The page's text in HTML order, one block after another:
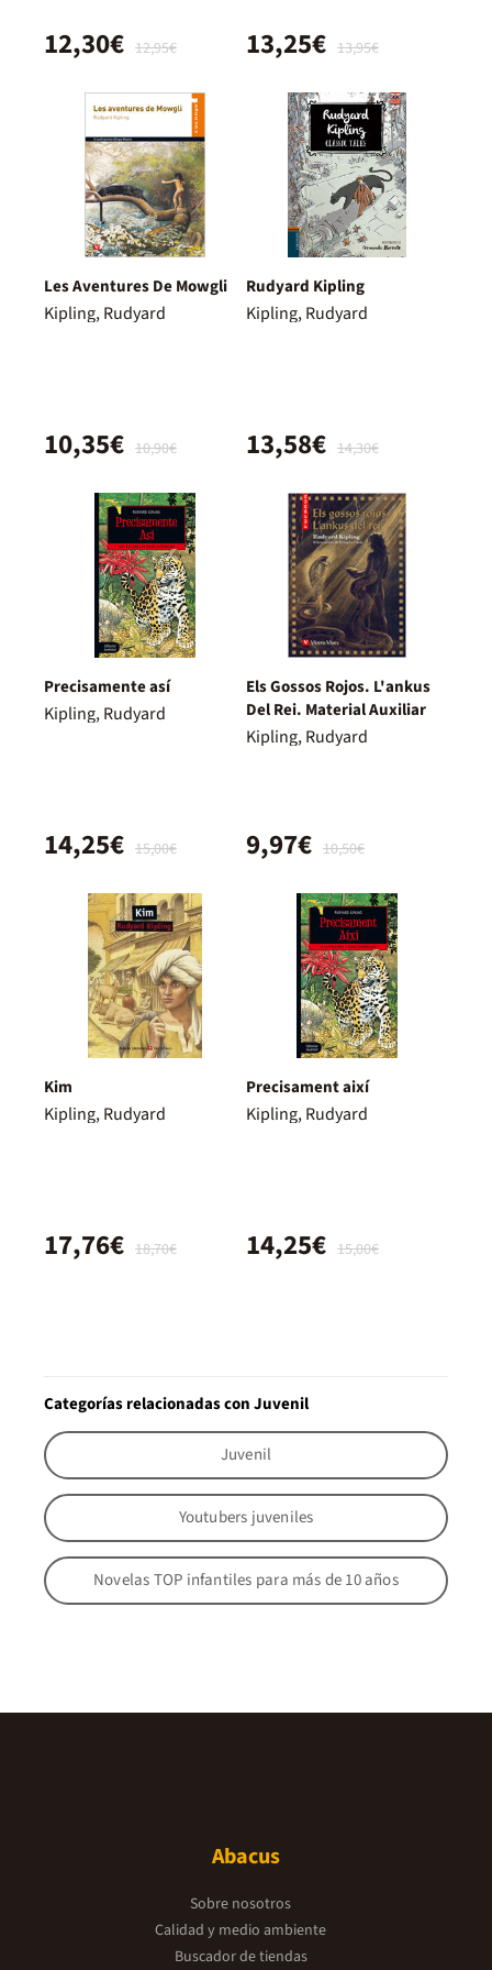
12,95€
12,30€ 13,95€
13,25€
Les Aventures De Mowgli
Kipling, Rudyard
10,90€
10,35€
Rudyard Kipling
Kipling, Rudyard
14,30€
13,58€
Precisamente así
Kipling, Rudyard
15,00€
14,25€
Els Gossos Rojos. L'ankus
Del Rei. Material Auxiliar
Kipling, Rudyard
10,50€
9,97€
Kim
Kipling, Rudyard
18,70€
17,76€
Precisament així
Kipling, Rudyard
15,00€
14,25€
Categorías relacionadas con Juvenil
Juvenil
Youtubers juveniles
Novelas TOP infantiles para más de 10 años
Abacus
Sobre nosotros
Calidad y medio ambiente
Buscador de tiendas